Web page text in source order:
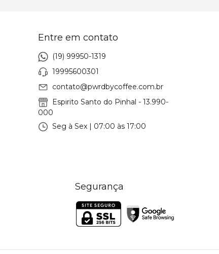
Entre em contato
(19) 99950-1319
19995600301
contato@pwrdbycoffee.com.br
Espirito Santo do Pinhal - 13.990-
000
Seg à Sex | 07:00 às 17:00
Segurança